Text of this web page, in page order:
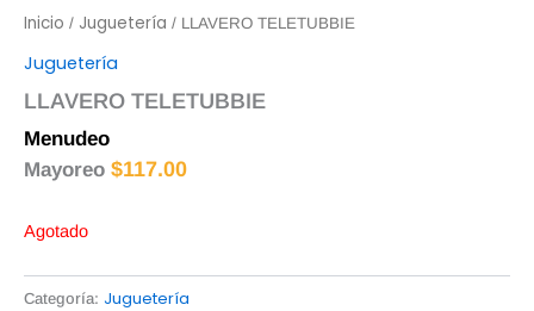
Inicio / Juguetería / LLAVERO TELETUBBIE
Juguetería
LLAVERO TELETUBBIE
Menudeo
Mayoreo $117.00
Agotado
Categoría: Juguetería